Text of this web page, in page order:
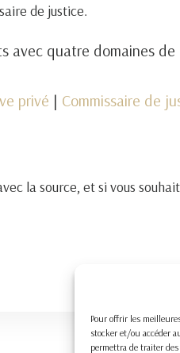
Pour offrir les
stocker et/ou accéder
permettra de traiter
de justice.
avec quatre domaines de
privé | Commissaire de
la source, et si vous